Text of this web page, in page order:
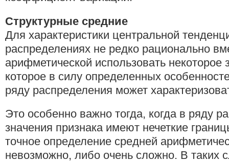
Структурные средние
Для характеристики центральной
распределениях не редко рационально
арифметической использовать некоторое
которое в силу определенных
ряду распределения может
Это особенно важно тогда, когда в ряду
значения признака имеют нечеткие
точное определение средней
невозможно, либо очень сложно. В таких